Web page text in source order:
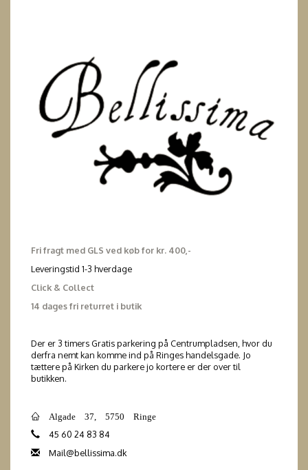
Fri fragt med GLS ved køb for kr. 400,-
Leveringstid 1-3 hverdage
Click & Collect
14 dages fri returret i butik
Der er 3 timers Gratis parkering på Centrumpladsen, hvor du
derfra nemt kan komme ind på Ringes handelsgade. Jo
tættere på Kirken du parkere jo kortere er der over til
butikken.
Algade 37, 5750 Ringe
45 60 24 83 84
Mail@bellissima.dk